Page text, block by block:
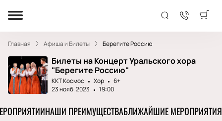
Главная Афиша и Билеты Берегите Россию
Билеты на Концерт Уральского хора
"Берегите Россию"
ККТ Космос Хор
6+
23 нояб. 2023
19:00
НАШИ ПРЕИМУЩЕСТВАБЛИЖАЙШИЕ МЕРОПРИЯТИЯ